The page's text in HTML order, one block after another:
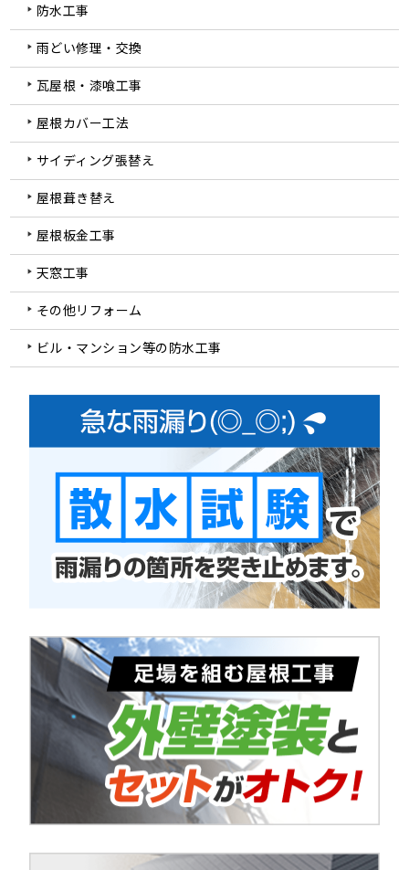
防水工事
雨どい修理・交換
瓦屋根・漆喰工事
屋根カバー工法
サイディング張替え
屋根葺き替え
屋根板金工事
天窓工事
その他リフォーム
ビル・マンション等の防水工事